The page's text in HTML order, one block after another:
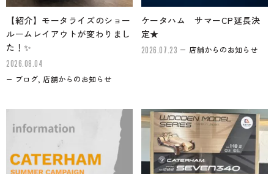
【紹介】モータライズのショー
ルームレイアウトが変わりまし
た！✨
2026.08.04
ブログ, 店舗からのお知らせ
ケータハム サマーCP延長決
定★
2026.07.23 店舗からのお知らせ